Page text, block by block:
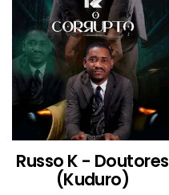
Russo K - Doutores
(Kuduro)